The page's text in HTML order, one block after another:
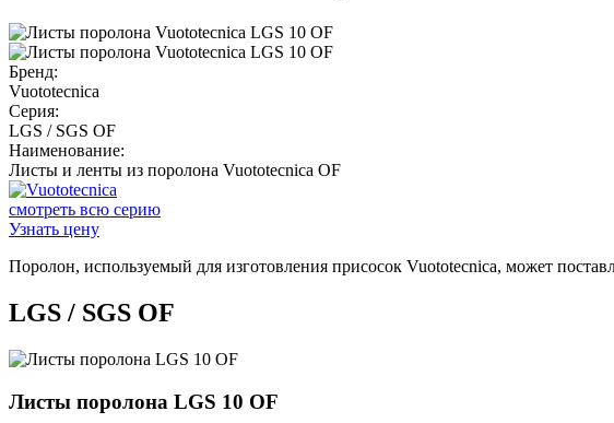
Бренд:
Vuototecnica
Серия:
LGS / SGS OF
Наименование:
Листы и ленты из поролона Vuototecnica OF
смотреть всю серию
Узнать цену
Поролон, используемый для изготовления присосок Vuototecnica, может
LGS / SGS OF
Листы поролона LGS 10 OF